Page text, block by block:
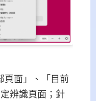
頁面」、「目前
辨識頁面；針